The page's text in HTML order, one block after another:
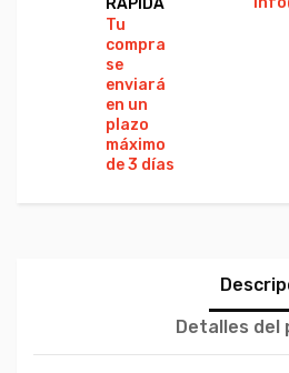
Tu
compra
se
enviará
en un
plazo
máximo
de 3 días
Detalles del